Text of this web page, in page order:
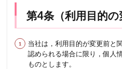
第4条（利用目的の
当社は，利用目的が変更前と
認められる場合に限り，個人
ものとします。